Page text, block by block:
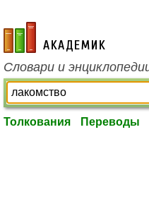
academic.ru
Словари и
Толкования Переводы